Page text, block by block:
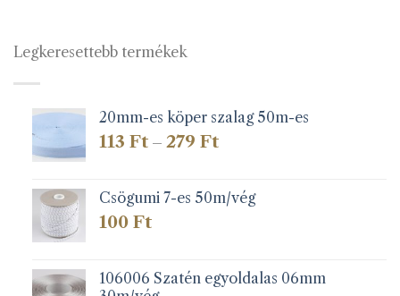
Legkeresettebb termékek
20mm-es köper szalag 50m-es
113 Ft – 279 FtÁrtartomány:
279 Ft
Csögumi 7-es 50m/vég
100 Ft
106006 Szatén egyoldalas 06mm